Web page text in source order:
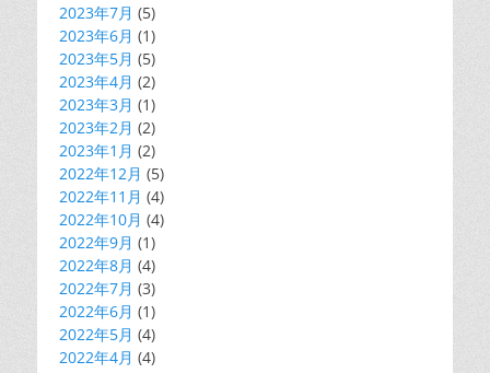
2023年7月 (5)
2023年6月 (1)
2023年5月 (5)
2023年4月 (2)
2023年3月 (1)
2023年2月 (2)
2023年1月 (2)
2022年12月 (5)
2022年11月 (4)
2022年10月 (4)
2022年9月 (1)
2022年8月 (4)
2022年7月 (3)
2022年6月 (1)
2022年5月 (4)
2022年4月 (4)